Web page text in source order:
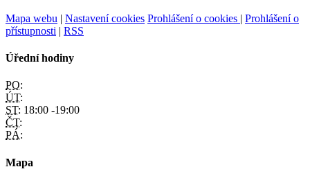
Mapa webu | Nastavení cookies Prohlášení o cookies | Prohlášení o
přístupnosti | RSS
Úřední hodiny
PO:
ÚT:
ST: 18:00 -19:00
ČT:
PÁ:
Mapa